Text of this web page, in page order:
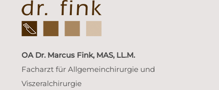
OA Dr. Marcus Fink, MAS, LL.M.
Facharzt für Allgemeinchirurgie und
Viszeralchirurgie